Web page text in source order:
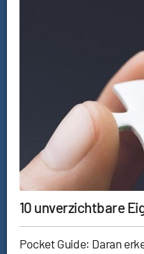
10 unverzichtbare
Pocket Guide: Daran